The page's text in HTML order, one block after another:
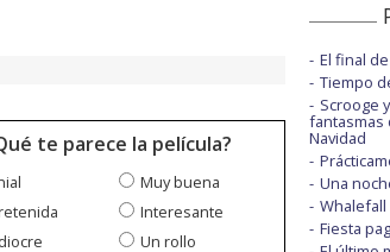
te parece la película?
Muy buena
Interesante
Un rollo
El final
Tiempo
Scrooge
fantasmas
Navidad
Una
Whalefall
Fiesta